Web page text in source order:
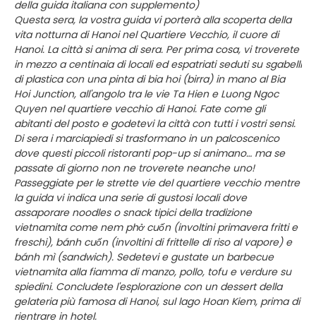
della guida italiana con supplemento)
Questa sera, la vostra guida vi porterà alla scoperta della
vita notturna di Hanoi nel Quartiere Vecchio, il cuore di
Hanoi. La città si anima di sera. Per prima cosa, vi troverete
in mezzo a centinaia di locali ed espatriati seduti su sgabelli
di plastica con una pinta di bia hoi (birra) in mano al Bia
Hoi Junction, all'angolo tra le vie Ta Hien e Luong Ngoc
Quyen nel quartiere vecchio di Hanoi. Fate come gli
abitanti del posto e godetevi la città con tutti i vostri sensi.
Di sera i marciapiedi si trasformano in un palcoscenico
dove questi piccoli ristoranti pop-up si animano… ma se
passate di giorno non ne troverete neanche uno!
Passeggiate per le strette vie del quartiere vecchio mentre
la guida vi indica una serie di gustosi locali dove
assaporare noodles o snack tipici della tradizione
vietnamita come nem phở cuốn (involtini primavera fritti e
freschi), bánh cuốn (involtini di frittelle di riso al vapore) e
bánh mì (sandwich). Sedetevi e gustate un barbecue
vietnamita alla fiamma di manzo, pollo, tofu e verdure su
spiedini. Concludete l'esplorazione con un dessert della
gelateria più famosa di Hanoi, sul lago Hoan Kiem, prima di
rientrare in hotel.